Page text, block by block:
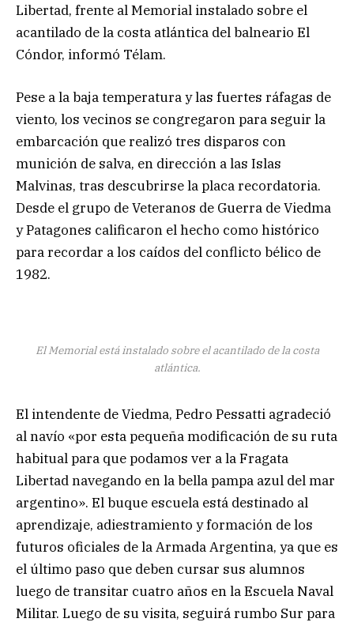
Libertad, frente al Memorial instalado sobre el
acantilado de la costa atlántica del balneario El
Cóndor, informó Télam.
Pese a la baja temperatura y las fuertes ráfagas de
viento, los vecinos se congregaron para seguir la
embarcación que realizó tres disparos con
munición de salva, en dirección a las Islas
Malvinas, tras descubrirse la placa recordatoria.
Desde el grupo de Veteranos de Guerra de Viedma
y Patagones calificaron el hecho como histórico
para recordar a los caídos del conflicto bélico de
1982.
El Memorial está instalado sobre el acantilado de la costa
atlántica.
El intendente de Viedma, Pedro Pessatti agradeció
al navío «por esta pequeña modificación de su ruta
habitual para que podamos ver a la Fragata
Libertad navegando en la bella pampa azul del mar
argentino». El buque escuela está destinado al
aprendizaje, adiestramiento y formación de los
futuros oficiales de la Armada Argentina, ya que es
el último paso que deben cursar sus alumnos
luego de transitar cuatro años en la Escuela Naval
Militar. Luego de su visita, seguirá rumbo Sur para